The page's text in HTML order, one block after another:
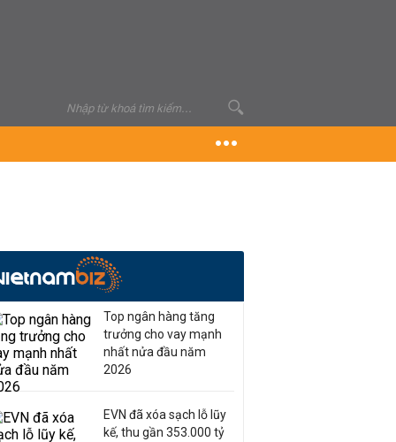
Top ngân hàng tăng
trưởng cho vay mạnh
nhất nửa đầu năm
2026
EVN đã xóa sạch lỗ lũy
kế, thu gần 353.000 tỷ